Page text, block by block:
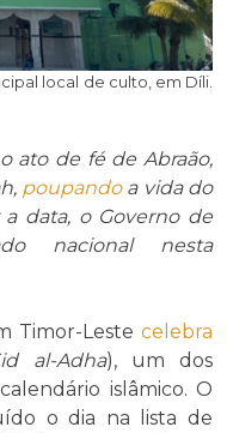
local de culto, em Díli.
ato de féde Abraão,
poupandoa vida do
a data, o Governo de
nacional nesta
Timor-Leste celebra
al-Adha), um dos
islâmico. O
o dia na lista de